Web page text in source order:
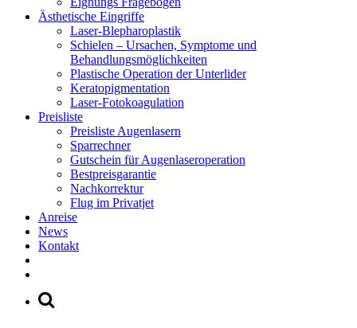
Ästhetische Eingriffe
Laser-Blepharoplastik
Schielen – Ursachen, Symptome und
Behandlungsmöglichkeiten
Plastische Operation der Unterlider
Keratopigmentation
Laser-Fotokoagulation
Preisliste
Preisliste Augenlasern
Sparrechner
Gutschein für Augenlaseroperation
Bestpreisgarantie
Nachkorrektur
Flug im Privatjet
Anreise
News
Kontakt